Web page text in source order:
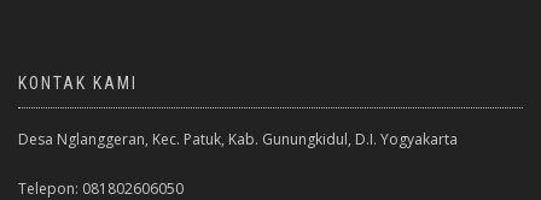
KONTAK KAMI
Desa Nglanggeran, Kec. Patuk, Kab. Gunungkidul, D.I. Yogyakarta
Telepon: 081802606050